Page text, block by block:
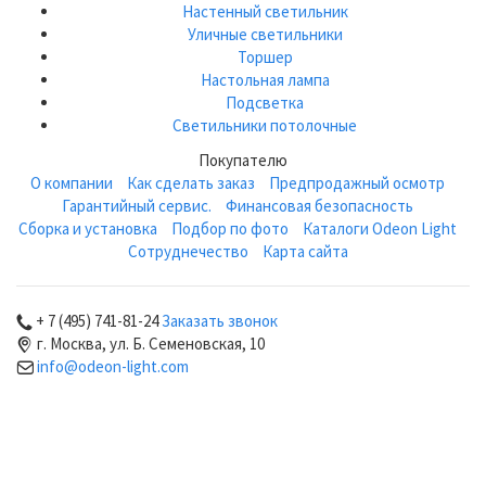
Настенный светильник
Уличные светильники
Торшер
Настольная лампа
Подсветка
Светильники потолочные
Покупателю
О компании
Как сделать заказ
Предпродажный осмотр
Гарантийный сервис.
Финансовая безопасность
Сборка и установка
Подбор по фото
Каталоги Odeon Light
Сотруднечество
Карта сайта
+ 7 (495) 741-81-24Заказать звонок
г. Москва, ул. Б. Семеновская, 10
info@odeon-light.com